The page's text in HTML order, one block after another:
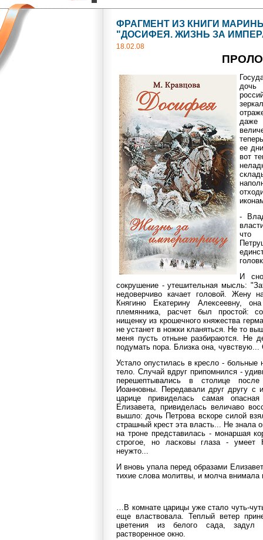
ФРАГМЕНТ ИЗ КНИГИ
"ДОСИФЕЯ. ЖИЗНЬ ЗА
18.02.08
даже
ее
вот
-
что
И
сокрушение - утешительная мысль:
недоверчиво качает головой. Жену
Княгиню Екатерину Алексеевну,
племянника, расчет был простой:
нищенку из крошечного княжества
не устанет в ножки кланяться. Не то
меня пусть отныне разбираются. Не
подумать пора. Близка она,
Устало опустилась в кресло - больные
тело. Случай вдруг припомнился -
перешептывались в столице
Иоанновны. Передавали друг другу с
царице привиделась самая
Елизавета, привиделась величаво
вышло: дочь Петрова вскоре силой
страшный крест эта власть... Не знала
на троне представилась - монаршая
строгое, но ласковы глаза - умеет
неужто...
И вновь упала перед образами
тихие слова молитвы, и молча внимала
…В комнате царицы уже стало чуть-
еще властвовала. Теплый ветер
цветения из белого сада, задул
растворенное окно.